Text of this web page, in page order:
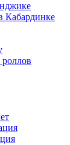
Кабардинке
роллов